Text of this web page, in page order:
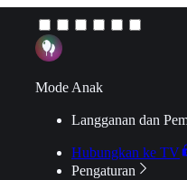
Mode Anak
Langganan dan
Hubungkan ke TV
Pengaturan